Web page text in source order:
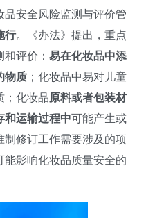
安全风险监测与评价管
行。《办法》提出，重点
评价： 易在化妆品中添
物质 ；化妆品中易对儿童
；化妆品原料或者包装材
和运输过程中可能产生或
制修订工作需要涉及的项
能影响化妆品质量安全的